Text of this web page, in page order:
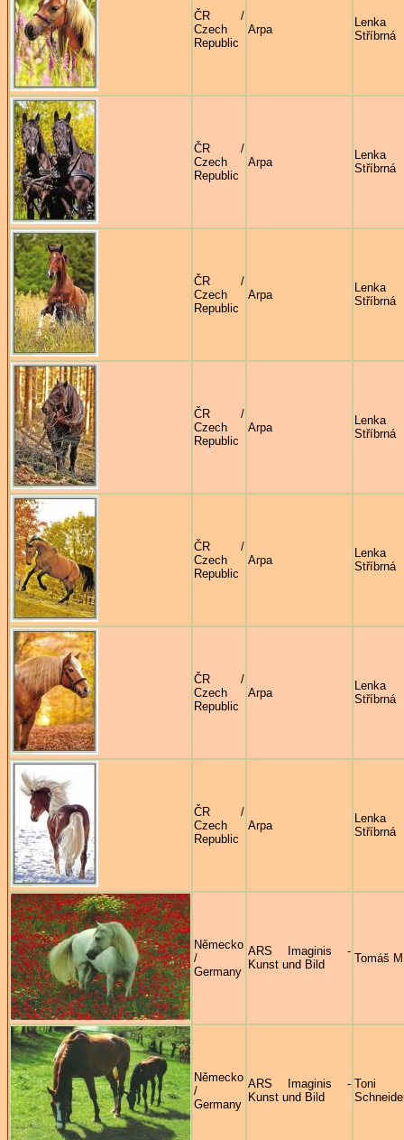
ČR /
Czech
Republic
Arpa
Lenka
Stříbrná
ČR /
Czech
Republic
Arpa
Lenka
Stříbrná
ČR /
Czech
Republic
Arpa
Lenka
Stříbrná
ČR /
Czech
Republic
Arpa
Lenka
Stříbrná
ČR /
Czech
Republic
Arpa
Lenka
Stříbrná
ČR /
Czech
Republic
Arpa
Lenka
Stříbrná
ČR /
Czech
Republic
Arpa
Lenka
Stříbrná
Německo
/
Germany
ARS Imaginis -
Kunst und Bild
Tomáš
Německo
/
Germany
ARS Imaginis -
Kunst und Bild
Toni